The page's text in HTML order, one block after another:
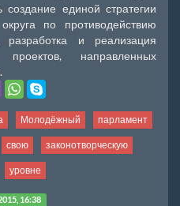
единой стратегии
по противодействию
разработка и реализация
направленных
Молодёжный парламент
свою законотворческую
уровне
16:38